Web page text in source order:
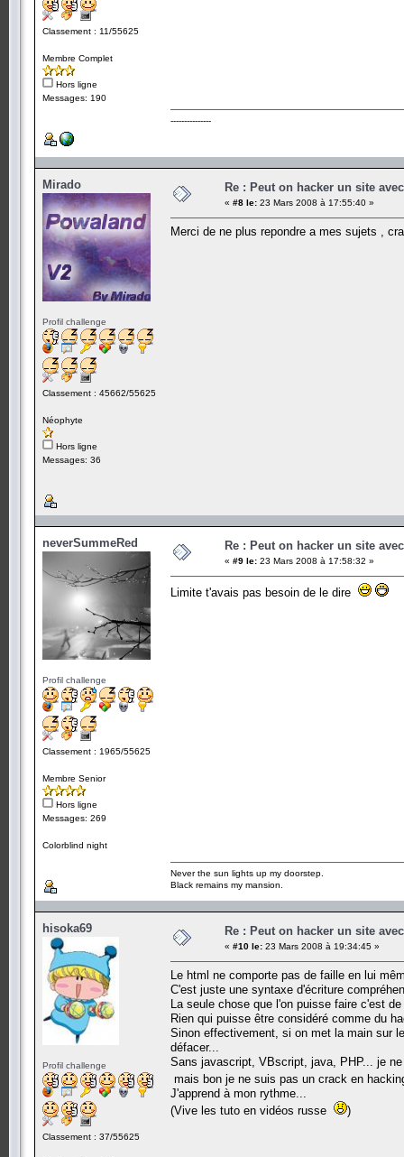
Classement : 11/55625
Membre Complet
Hors ligne
Messages: 190
---------------
Mirado
Profil challenge
Classement : 45662/55625
Néophyte
Hors ligne
Messages: 36
Re : Peut on hacker un site
« #8 le: 23 Mars 2008 à 17:55:40 »
Merci de ne plus repondre a mes sujets ,
neverSummeRed
Profil challenge
Classement : 1965/55625
Membre Senior
Hors ligne
Messages: 269
Colorblind night
Re : Peut on hacker un site
« #9 le: 23 Mars 2008 à 17:58:32 »
Limite t'avais pas besoin de le dire
Never the sun lights up my doorstep.
Black remains my mansion.
hisoka69
Profil challenge
Classement : 37/55625
Re : Peut on hacker un site
« #10 le: 23 Mars 2008 à 19:34:45 »
Le html ne comporte pas de faille en lui
C'est juste une syntaxe d'écriture
La seule chose que l'on puisse faire c'est
Rien qui puisse être considéré comme du
Sinon effectivement, si on met la main sur
défacer...
Sans javascript, VBscript, java, PHP... je
mais bon je ne suis pas un crack en
J'apprend à mon rythme...
(Vive les tuto en vidéos russe
)